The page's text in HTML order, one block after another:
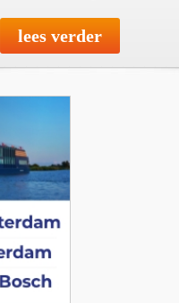
lees verder